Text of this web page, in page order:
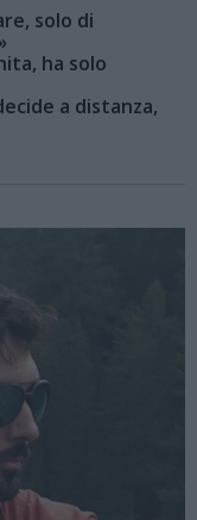
solo di
ha solo
a distanza,